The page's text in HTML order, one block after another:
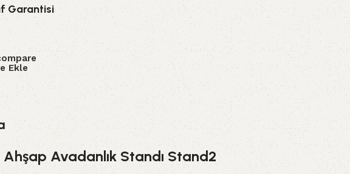
Garantisi
Ekle
Avadanlık Standı Stand2